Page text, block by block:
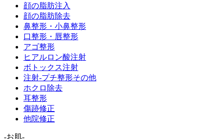
顔の脂肪注入
顔の脂肪除去
鼻整形・小鼻整形
口整形・唇整形
アゴ整形
ヒアルロン酸注射
ボトックス注射
注射-プチ整形その他
ホクロ除去
耳整形
傷跡修正
他院修正
-お肌-